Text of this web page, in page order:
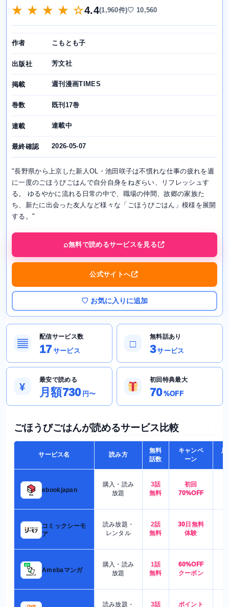
★ ★ ★ ★ ☆4.4(1,960件)♡ 10,560
作者 こもとも子
出版社 芳文社
掲載 週刊漫画TIMES
巻数 既刊17巻
連載 連載中
最終確認 2026-05-07
"長野県から上京した新人OL・池田咲子は不慣れな仕事の疲れを週
に一度のごほうびごはんで自分自身をねぎらい、リフレッシュす
る。 ゆるやかに流れる日常の中で、職場の仲間、故郷の家族た
ち、新たに出会った友人など様々な「ごほうびごはん」模様を展開
する。"
無料で読めるサービスを見る
公式サイトへ
♡ お気に入りに追加
▤
配信サービス数
17サービス
□
無料話あり
3サービス
¥
最安で読める
月額730 円〜
初回特典最大
70%OFF
ごほうびごはんが読めるサービス比較
サービス名 読み方
無料
話数
キャンペ
ーン
月
ebookjapan
購入・読み
放題
3話
無料
初回
70%OFF
コミックシーモ
ア
読み放題・
レンタル
2話
無料
30日無料
体験
Amebaマンガ
購入・読み
放題
1話
無料
60%OFF
クーポン
読み放題・ 3話 ポイント